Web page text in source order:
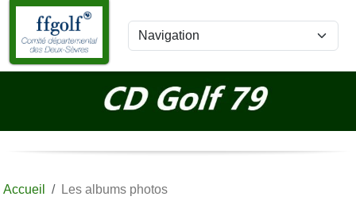
Accueil Les albums photos
Panneau de gestion des cookies